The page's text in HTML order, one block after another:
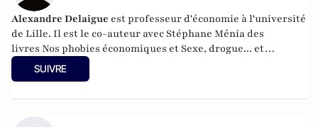
Alexandre Delaigue estprofesseur d'économie à l'université
de Lille. Il est le co-auteur avec Stéphane Ménia des
livres Nos phobies économiques etSexe, drogue... et
économie : pas de sujet tabou pour les économistes
chez Pearson). Son site :
SUIVRE